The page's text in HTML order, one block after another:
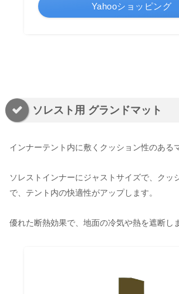
Yahooショッピング
ソレスト用 グランドマット
インナーテント内に敷くクッション性のある
ソレストインナーにジャストサイズで、クッ
で、テント内の快適性がアップします。
優れた断熱効果で、地面の冷気や熱を遮断し